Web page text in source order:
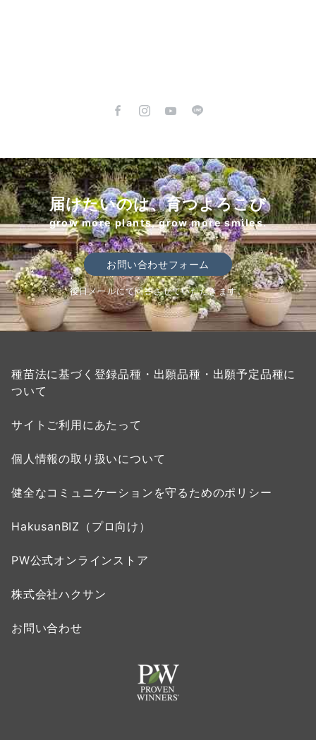
届けたいのは、育つよろこび
grow more plants, grow more smiles.
お問い合わせフォーム
後日メールにて回答させていただきます。
種苗法に基づく登録品種・出願品種・出願予定品種に
ついて
サイトご利用にあたって
個人情報の取り扱いについて
健全なコミュニケーションを守るためのポリシー
HakusanBIZ（プロ向け）
PW公式オンラインストア
株式会社ハクサン
お問い合わせ